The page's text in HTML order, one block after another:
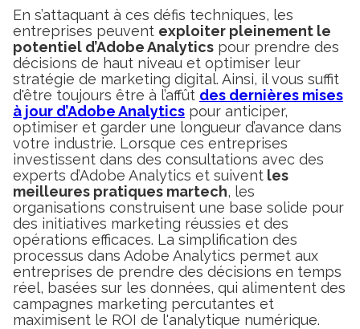
En s’attaquant à ces défis techniques, les
entreprises peuvent exploiter pleinement le
potentiel d’Adobe Analytics pour prendre des
décisions de haut niveau et optimiser leur
stratégie de marketing digital. Ainsi, il vous suffit
d'être toujours être à l’affût des dernières mises
à jour d’Adobe Analytics pour anticiper,
optimiser et garder une longueur d’avance dans
votre industrie. Lorsque ces entreprises
investissent dans des consultations avec des
experts d’Adobe Analytics et suivent les
meilleures pratiques martech, les
organisations construisent une base solide pour
des initiatives marketing réussies et des
opérations efficaces. La simplification des
processus dans Adobe Analytics permet aux
entreprises de prendre des décisions en temps
réel, basées sur les données, qui alimentent des
campagnes marketing percutantes et
maximisent le ROI de l'analytique numérique.